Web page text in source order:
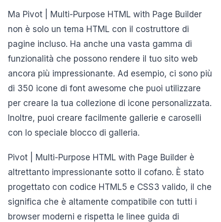
Ma Pivot | Multi-Purpose HTML with Page Builder
non è solo un tema HTML con il costruttore di
pagine incluso. Ha anche una vasta gamma di
funzionalità che possono rendere il tuo sito web
ancora più impressionante. Ad esempio, ci sono più
di 350 icone di font awesome che puoi utilizzare
per creare la tua collezione di icone personalizzata.
Inoltre, puoi creare facilmente gallerie e caroselli
con lo speciale blocco di galleria.
Pivot | Multi-Purpose HTML with Page Builder è
altrettanto impressionante sotto il cofano. È stato
progettato con codice HTML5 e CSS3 valido, il che
significa che è altamente compatibile con tutti i
browser moderni e rispetta le linee guida di